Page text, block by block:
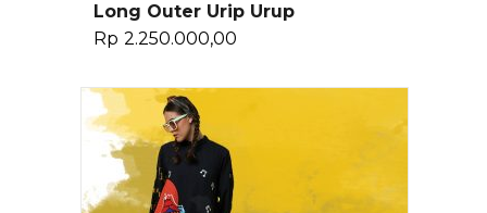
Pilih Opsi
Long Outer Urip Urup
Rp 2.250.000,00